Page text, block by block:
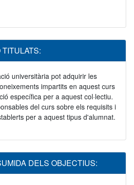
universitària pot adquirir les
impartits en aquest curs
específica per a aquest col·lectiu.
del curs sobre els requisits i
per a aquest tipus d'alumnat.
DELS OBJECTIUS: